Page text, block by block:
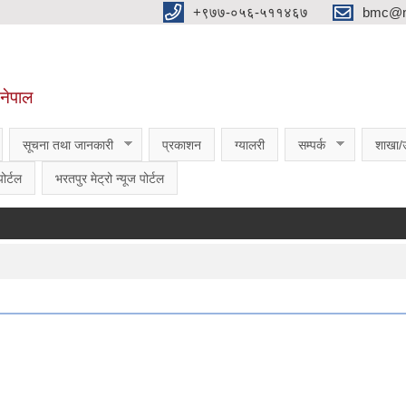
‌‌+९७७-०५६-५११४६७
सूचना तथा जानकारी प्रकाशन ग्यालरी सम्पर्क शाखा/
भरतपुर मेट्रो न्यूज पोर्टल